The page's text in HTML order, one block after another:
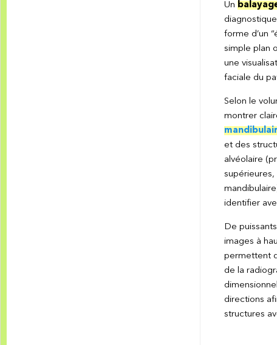
Un
forme d’un
simple plan
une
faciale du
Selon le
montrer
et des
alvéolaire
supérieures,
identifier
De
images à
permettent
de la
directions
structures